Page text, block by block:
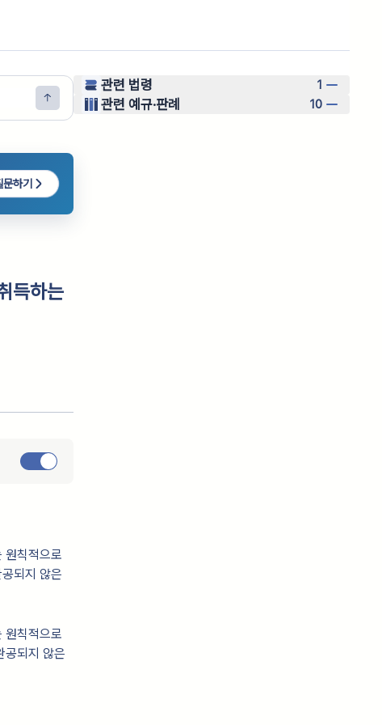
문하기
득하는
원칙적으로
되지 않은
원칙적으로
공되지 않은
관련 법령 1
관련 예규·판례 10